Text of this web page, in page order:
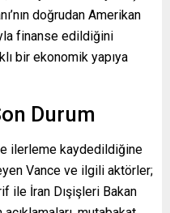
doğrudan Amerikan
finanse edildiğini
bir ekonomik yapıya
Durum
ilerleme kaydedildiğine
Vance ve ilgili aktörler;
ile İran Dışişleri Bakan